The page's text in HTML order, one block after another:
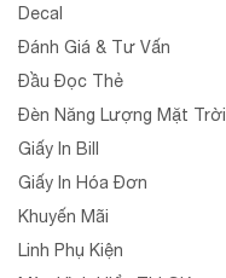
Decal
Đánh Giá & Tư Vấn
Đầu Đọc Thẻ
Đèn Năng Lượng Mặt Trời
Giấy In Bill
Giấy In Hóa Đơn
Khuyến Mãi
Linh Phụ Kiện